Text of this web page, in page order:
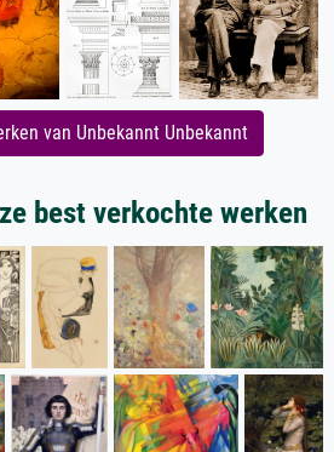
van Unbekannt Unbekannt
best verkochte werken